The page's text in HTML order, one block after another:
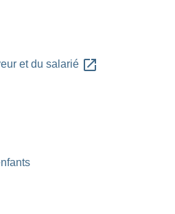
et du salarié open_in_new